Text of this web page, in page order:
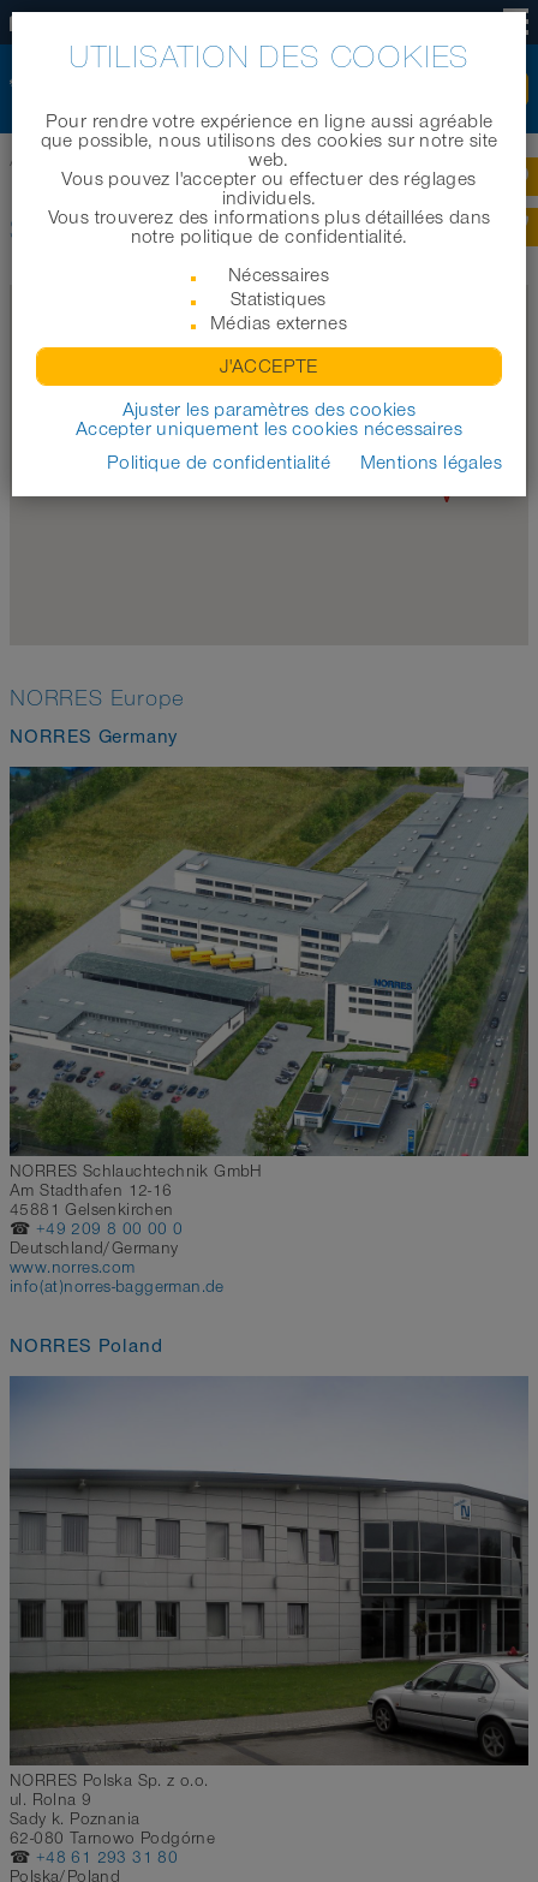
Accueil Sites dans le monde
SITES DANS LE MONDE
NORRES Europe
NORRES Germany
NORRES Schlauchtechnik GmbH
Am Stadthafen 12-16
45881 Gelsenkirchen
☎ +49 209 8 00 00 0
Deutschland/Germany
www.norres.com
info(at)norres-baggerman.de
NORRES Poland
NORRES Polska Sp. z o.o.
ul. Rolna 9
Sady k. Poznania
62-080 Tarnowo Podgórne
☎ +48 61 293 31 80
Polska/Poland
UTILISATION DES COOKIES
Pour rendre votre expérience en ligne aussi agréable
que possible, nous utilisons des cookies sur notre site
web.
Vous pouvez l'accepter ou effectuer des réglages
individuels.
Vous trouverez des informations plus détaillées dans
notre politique de confidentialité.
Nécessaires
Statistiques
Médias externes
J'ACCEPTE
Ajuster les paramètres des cookies
Accepter uniquement les cookies nécessaires
Politique de confidentialité
Mentions légales